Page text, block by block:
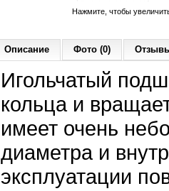
Нажмите, чтобы
Описание Фото (0)
Игольчатый
кольца и
имеет очень
диаметра и
эксплуатации